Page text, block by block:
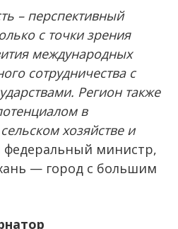
– перспективный
с точки зрения
международных
сотрудничества с
Регион также
в
хозяйстве и
федеральный министр,
— город с большим